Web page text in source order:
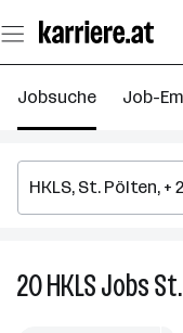
Seiteninhalt
springen
Jobsuche Job-
20HKLSJobs